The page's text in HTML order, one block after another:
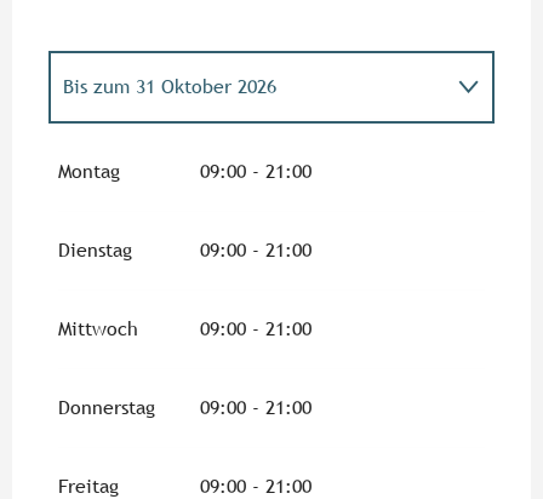
Bis zum 31 Oktober 2026
2027
Montag 09:00 - 21:00
Dienstag 09:00 - 21:00
Mittwoch 09:00 - 21:00
Donnerstag 09:00 - 21:00
Freitag 09:00 - 21:00